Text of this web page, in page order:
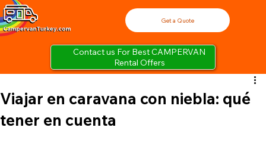
Contact us For Best CAMPERVAN
Rental Offers
Get a Quote
Viajar en caravana con niebla: qué
tener en cuenta